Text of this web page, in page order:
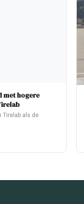
met hogere
Tirelab als de